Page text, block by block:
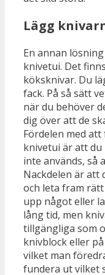
Lägg
En annan
knivetui. Det
köksknivar. Du
fack. På så sätt
när du behöver
dig över att de
Fördelen med
knivetui är att du
inte används, så
Nackdelen är att
och leta fram
upp något eller
lång tid, men
tillgängliga som
knivblock eller
vilket man
fundera ut vilket